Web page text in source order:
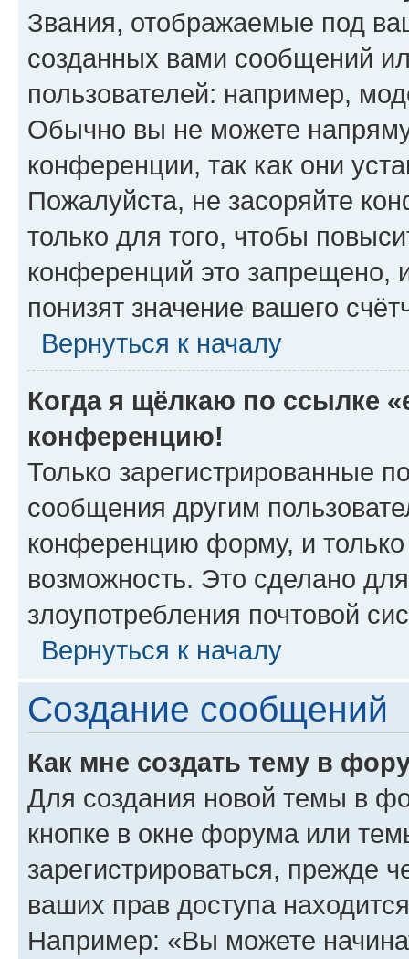
Звания, отображаемые под
созданных вами сообщений
пользователей: например,
Обычно вы не можете
конференции, так как они
Пожалуйста, не засоряйте
только для того, чтобы
конференций это запрещено,
понизят значение вашего
Вернуться к началу
Когда я щёлкаю по ссылке
конференцию!
Только зарегистрированные
сообщения другим
конференцию форму, и
возможность. Это сделано
злоупотребления почтовой
Вернуться к началу
Создание сообщений
Как мне создать тему в
Для создания новой темы в
кнопке в окне форума или
зарегистрироваться, прежде
ваших прав доступа
Например: «Вы можете